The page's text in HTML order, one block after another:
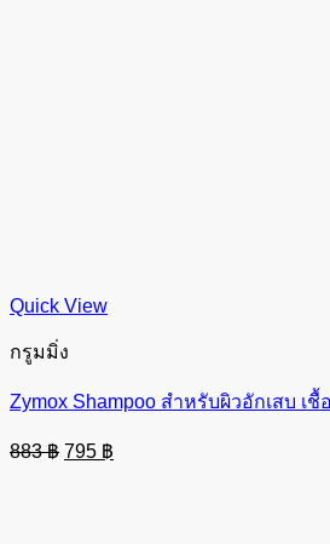
Quick View
กรูมมิ่ง
Zymox Shampoo สำหรับผิวอักเสบ เชื้
883฿ Original
price
795 ฿
price